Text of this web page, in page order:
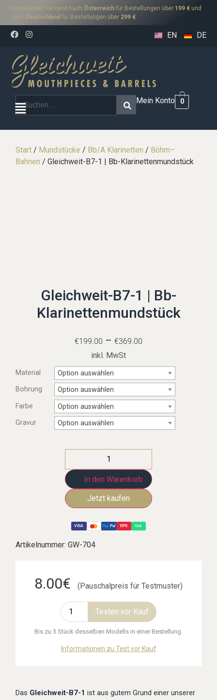
Kostenloser Versand nach Österreich für Bestellungen über 199 € und
nach Deutschland für Bestellungen über 299 €.
EN DE
Mein Konto 0
Start / Mundstücke / Bb/A Klarinetten / Böhm–
Bahnen / Gleichweit-B7-1 | Bb-Klarinettenmundstück
Gleichweit-B7-1 | Bb-
Klarinettenmundstück
€199.00 – €369.00
inkl. MwSt
Material
Option auswählen
Bohrung
Option auswählen
Farbe
Option auswählen
Gravur
Option auswählen
In den Warenkorb
VISA Pay Pal EPS link
Artikelnummer:GW-704
8.00€ (Pauschalpreis für Testmuster)
Testen vor Kauf
Bis zu 3 Stück desselben Modells in einer Bestellung.
Informationen zu Test vor Kauf
Das Gleichweit-B7-1 ist aus gutem Grund einer unserer